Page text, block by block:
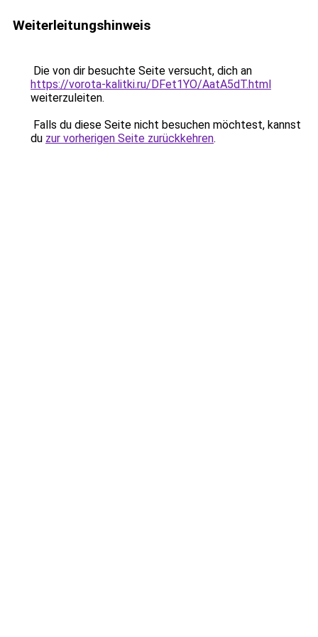
Weiterleitungshinweis
Die von dir besuchte Seite versucht, dich an
https://vorota-kalitki.ru/DFet1YO/AatA5dT.html
weiterzuleiten.
Falls du diese Seite nicht besuchen möchtest, kannst
du zur vorherigen Seite zurückkehren.